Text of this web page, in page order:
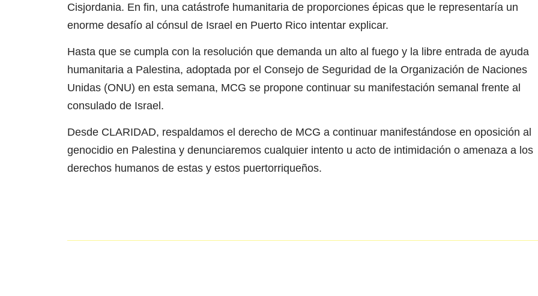
Cisjordania. En fin, una catástrofe humanitaria de proporciones épicas que le representaría un
enorme desafío al cónsul de Israel en Puerto Rico intentar explicar.
Hasta que se cumpla con la resolución que demanda un alto al fuego y la libre entrada de ayuda
humanitaria a Palestina, adoptada por el Consejo de Seguridad de la Organización de Naciones
Unidas (ONU) en esta semana, MCG se propone continuar su manifestación semanal frente al
consulado de Israel.
Desde CLARIDAD, respaldamos el derecho de MCG a continuar manifestándose en oposición al
genocidio en Palestina y denunciaremos cualquier intento u acto de intimidación o amenaza a los
derechos humanos de estas y estos puertorriqueños.